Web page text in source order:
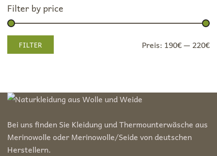
Filter by price
Min.
Max.FILTER Preis: 190€— 220€
Bei uns finden Sie Kleidung und Thermounterwäsche aus
Merinowolle oder Merinowolle/Seide von deutschen
Herstellern.